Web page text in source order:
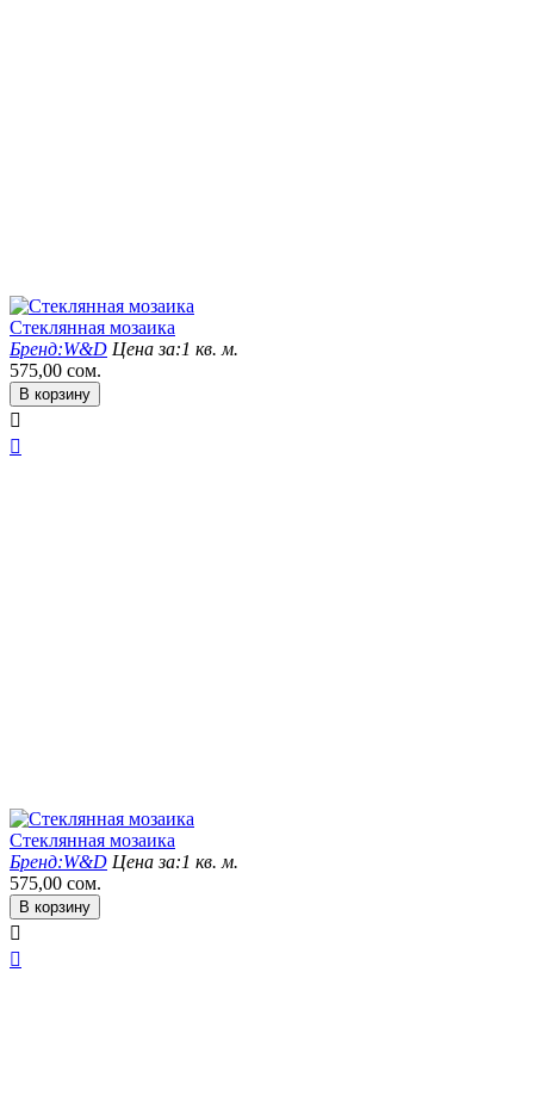
Стеклянная мозаика
Бренд:W&D Цена за:1 кв. м.
575,00 сом.
В корзину


Стеклянная мозаика
Бренд:W&D Цена за:1 кв. м.
575,00 сом.
В корзину

